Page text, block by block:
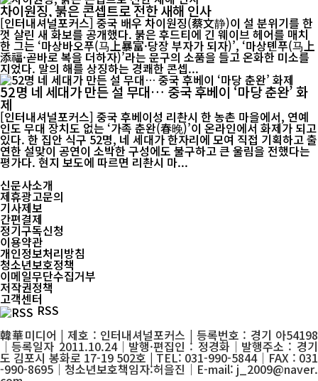
차이원징, 붉은 콘셉트로 전한 새해 인사
[인터내셔널포커스] 중국 배우 차이원징(蔡文静)이 설 분위기를 한
껏 살린 새 화보를 공개했다. 붉은 후드티에 긴 웨이브 헤어를 매치
한 그는 ‘마상바오푸(马上暴富·당장 부자가 되자)’, ‘마상톈푸(马上
添福·곧바로 복을 더하자)’라는 문구의 소품을 들고 온화한 미소를
지었다. 말의 해를 상징하는 경쾌한 콘셉...
52명 네 세대가 만든 설 무대… 중국 후베이 ‘마당 춘완’ 화
제
[인터내셔널포커스] 중국 후베이성 리촨시 한 농촌 마을에서, 연예
인도 무대 장치도 없는 ‘가족 춘완(春晚)’이 온라인에서 화제가 되고
있다. 한 집안 식구 52명, 네 세대가 한자리에 모여 직접 기획하고 출
연한 설맞이 공연이 소박한 구성에도 불구하고 큰 울림을 전했다는
평가다. 현지 보도에 따르면 리촨시 마...
신문사소개
제휴광고문의
기사제보
간편결제
정기구독신청
이용약관
개인정보처리방침
청소년보호정책
이메일무단수집거부
저작권정책
고객센터
RSS
韓華미디어 | 제호 : 인터내셔널포커스 | 등록번호 : 경기 아54198
│등록일자 2011.10.24│발행·편집인 : 정경화│발행주소 : 경기
도 김포시 봉화로 17-19 502호 | TEL: 031-990-5844│FAX : 031
-990-8695│청소년보호책임자:허을진│E-mail: j_2009@naver.